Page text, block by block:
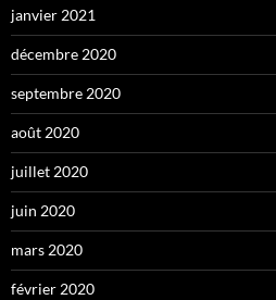
janvier 2021
décembre 2020
septembre 2020
août 2020
juillet 2020
juin 2020
mars 2020
février 2020